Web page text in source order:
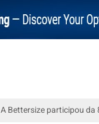
A Bettersize participou da